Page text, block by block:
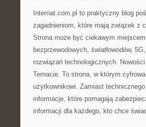
Internat.com.pl to praktyczny blog
zagadnieniom, które mają związek z
Strona może być ciekawym
bezprzewodowych, światłowodów,
rozwiązań technologicznych.
Temacie. To strona, w którym
użytkownikowi. Zamiast
informacje, które pomagają
informacji dla każdego, kto chce